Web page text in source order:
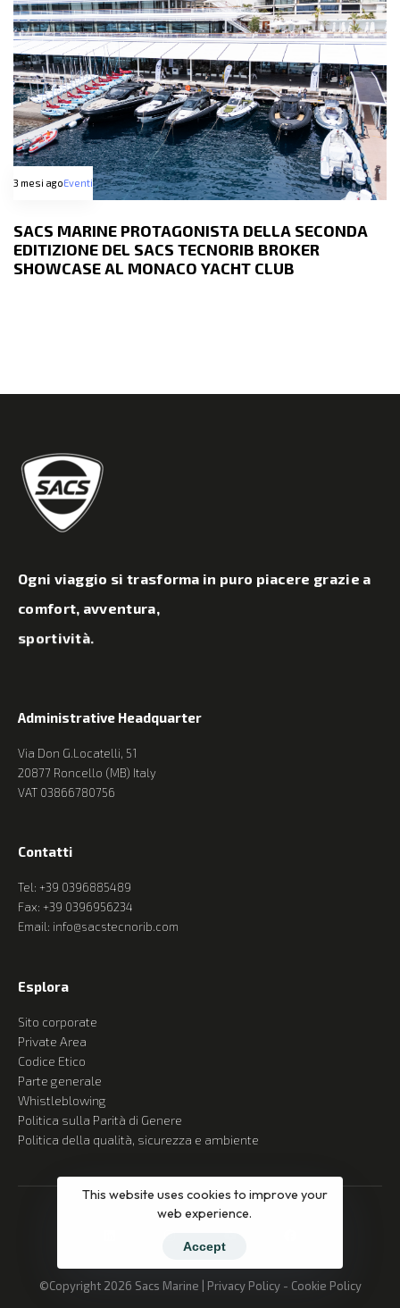
3 mesi agoEventi
SACS MARINE PROTAGONISTA DELLA SECONDA
EDITIZIONE DEL SACS TECNORIB BROKER
SHOWCASE AL MONACO YACHT CLUB
Ogni viaggio si trasforma in puro piacere grazie a
comfort, avventura,
sportività.
Administrative Headquarter
Via Don G.Locatelli, 51
20877 Roncello (MB) Italy
VAT 03866780756
Contatti
Tel: +39 0396885489
Fax: +39 0396956234
Email: info@sacstecnorib.com
Esplora
Sito corporate
Private Area
Codice Etico
Parte generale
Whistleblowing
Politica sulla Parità di Genere
Politica della qualità, sicurezza e ambiente
©Copyright 2026 Sacs Marine | Privacy Policy- Cookie Policy
This website uses cookies to improve your
web experience.
Accept